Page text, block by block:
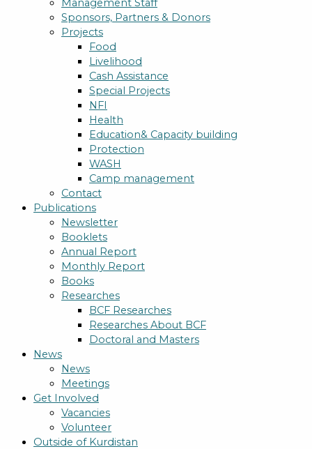
Management Staff
Sponsors, Partners & Donors
Projects
Food
Livelihood
Cash Assistance
Special Projects
NFI
Health
Education& Capacity building
Protection
WASH
Camp management
Contact
Publications
Newsletter
Booklets
Annual Report
Monthly Report
Books
Researches
BCF Researches
Researches About BCF
Doctoral and Masters
News
News
Meetings
Get Involved
Vacancies
Volunteer
Outside of Kurdistan